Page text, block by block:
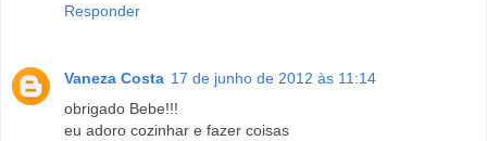
Responder
Vaneza Costa 17 de junho de 2012 às 11:14
obrigado Bebe!!!
eu adoro cozinhar e fazer coisas